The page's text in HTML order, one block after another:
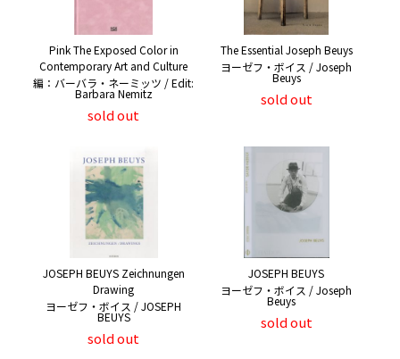
Pink The Exposed Color in
Contemporary Art and Culture
編：バーバラ・ネーミッツ / Edit:
Barbara Nemitz
sold out
The Essential Joseph Beuys
ヨーゼフ・ボイス / Joseph
Beuys
sold out
JOSEPH BEUYS Zeichnungen
Drawing
ヨーゼフ・ボイス / JOSEPH
BEUYS
sold out
JOSEPH BEUYS
ヨーゼフ・ボイス / Joseph
Beuys
sold out